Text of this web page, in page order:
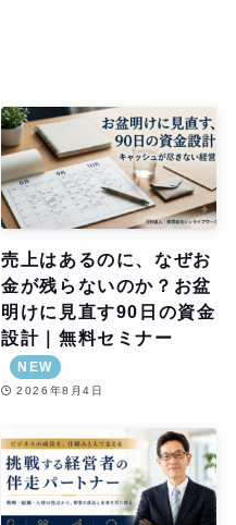
売上はあるのに、なぜお
金が残らないのか？お盆
明けに見直す90日の資金
設計｜無料セミナー
NEW
2026年8月4日